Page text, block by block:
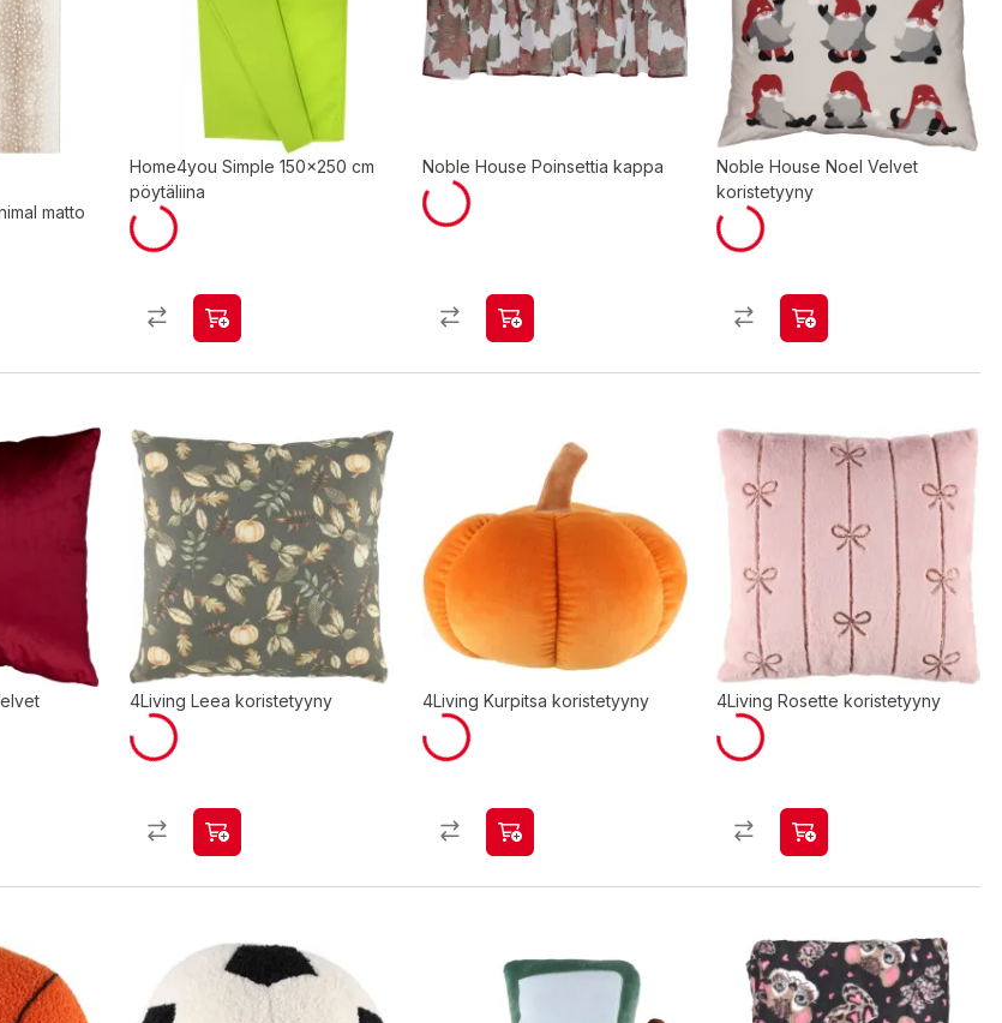
matto
Home4you Simple 150x250 cm
pöytäliina
Noble House Poinsettia kappa
Noble House Noel Velvet
koristetyyny
4Living Leea koristetyyny 4Living Kurpitsa koristetyyny 4Living Rosette koristetyyny